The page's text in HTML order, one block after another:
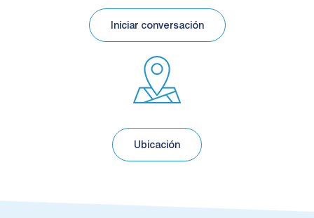
Iniciar conversación
Ubicación